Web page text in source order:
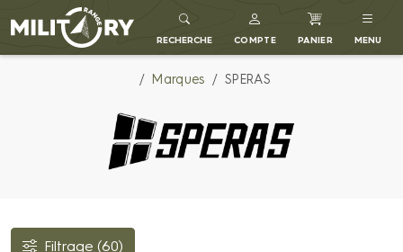
MILITARY RANGE FR
RECHERCHE COMPTE PANIER MENU
Marques SPERAS
Filtrage (60)